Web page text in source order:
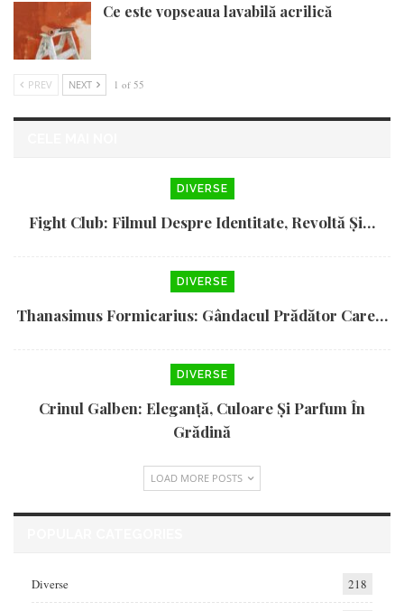
Ce este vopseaua lavabilă acrilică
PREV NEXT 1 of 55
DIVERSE
Fight Club: Filmul Despre Identitate, Revoltă Și…
DIVERSE
Thanasimus Formicarius: Gândacul Prădător Care…
DIVERSE
Crinul Galben: Eleganță, Culoare Și Parfum În
Grădină
LOAD MORE POSTS
Diverse 218